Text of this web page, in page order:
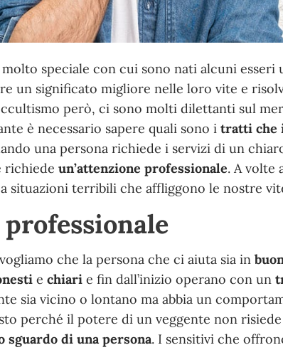
speciale con cui sono nati alcuni esseri
un significato migliore nelle loro vite e
però, ci sono molti dilettanti sul
è necessario sapere quali sono itratti che
una persona richiede i servizi di un
richiedeun’attenzione professionale. A volte
situazioni terribili che affliggono le nostre
che la persona che ci aiuta sia in
echiari e fin dall’inizio operano con un
sia vicino o lontano ma abbia un
perché il potere di un veggente non
sguardo di una persona. I sensitivi che